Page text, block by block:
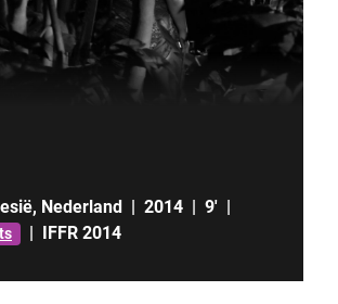
, Nederland | 2014 | 9' |
| IFFR 2014